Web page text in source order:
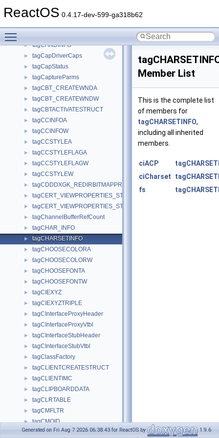
ReactOS 0.4.17-dev-599-ga318b62
► tagCANDIDATEFORM
► tagCANDINFO
► tagCapDriverCaps
► tagCapStatus
► tagCaptureParms
► tagCBT_CREATEWNDA
► tagCBT_CREATEWNDW
► tagCBTACTIVATESTRUCT
► tagCCINFOA
► tagCCINFOW
► tagCCSTYLEA
► tagCCSTYLEFLAGA
► tagCCSTYLEFLAGW
► tagCCSTYLEW
► tagCDDDXGK_REDIRBITMAPPRESENTINFO
► tagCERT_VIEWPROPERTIES_STRUCT_A
► tagCERT_VIEWPROPERTIES_STRUCT_W
► tagChannelBufferRefCount
► tagCHAR_INFO
► tagCHARSETINFO
► tagCHOOSECOLORA
► tagCHOOSECOLORW
► tagCHOOSEFONTA
► tagCHOOSEFONTW
► tagCIEXYZ
► tagCIEXYZTRIPLE
► tagCInterfaceProxyHeader
► tagCInterfaceProxyVtbl
► tagCInterfaceStubHeader
► tagCInterfaceStubVtbl
► tagClassFactory
► tagCLIENTCREATESTRUCT
► tagCLIENTIMC
► tagCLIPBOARDDATA
► tagCLRTABLE
► tagCMFLTR
► tagCMOID
► tagCOLOR
Member List
This is the complete list
of members for
tagCHARSETINFO,
including all inherited
members.
ciACP
ciCharset
fs
Generated on Fri Aug 7 2026 06:38:43 for ReactOS by 1.9.6